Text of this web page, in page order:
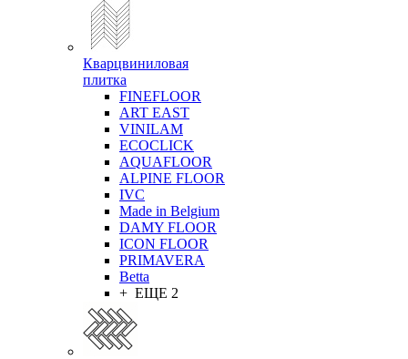
Кварцвиниловая
плитка
FINEFLOOR
ART EAST
VINILAM
ECOCLICK
AQUAFLOOR
ALPINE FLOOR
IVC
Made in Belgium
DAMY FLOOR
ICON FLOOR
PRIMAVERA
Betta
+ ЕЩЕ 2